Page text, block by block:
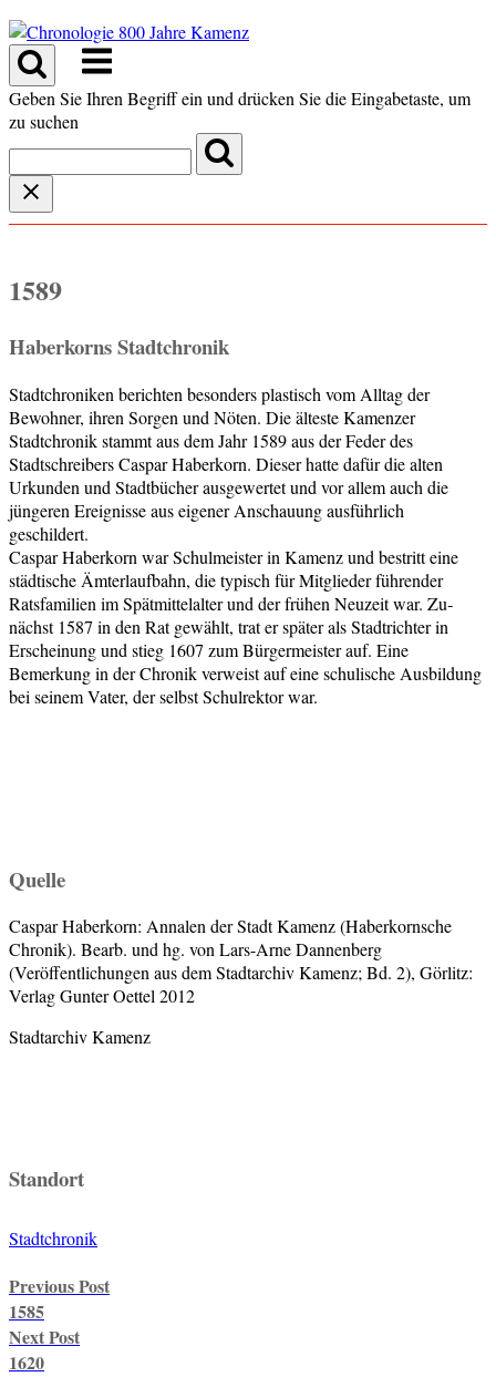
Skip
to
content
Menu
Geben Sie Ihren Begriff ein und drücken Sie die Eingabetaste, um
zu suchen
1589
Haberkorns Stadtchronik
Stadtchroniken berichten besonders plastisch vom Alltag der
Bewohner, ihren Sorgen und Nöten. Die älteste Kamenzer
Stadtchronik stammt aus dem Jahr 1589 aus der Feder des
Stadtschreibers Caspar Haberkorn. Dieser hatte dafür die alten
Urkunden und Stadtbücher ausgewertet und vor allem auch die
jüngeren Ereignisse aus eigener Anschauung ausführlich
geschildert.
Caspar Haberkorn war Schulmeister in Kamenz und bestritt eine
städtische Ämterlaufbahn, die typisch für Mitglieder führender
Ratsfamilien im Spätmittelalter und der frühen Neuzeit war. Zu­
nächst 1587 in den Rat gewählt, trat er später als Stadtrichter in
Erscheinung und stieg 1607 zum Bürgermeister auf. Eine
Bemerkung in der Chronik verweist auf eine schu­lische Ausbildung
bei seinem Vater, der selbst Schulrektor war.
Quelle
Caspar Haberkorn: Annalen der Stadt Kamenz (Haberkornsche
Chronik). Bearb. und hg. von Lars-Arne Dannenberg
(Veröffentlichungen aus dem Stadtarchiv Kamenz; Bd. 2), Görlitz:
Verlag Gunter Oettel 2012
Stadtarchiv Kamenz
Standort
Stadtchronik
navigation
Previous Post
1585
Next Post
1620